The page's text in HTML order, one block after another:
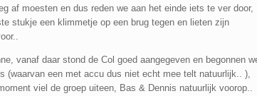
af moesten en dus reden we aan het einde iets te ver door,
stukje een klimmetje op een brug tegen en lieten zijn
vanaf daar stond de Col goed aangegeven en begonnen
(waarvan een met accu dus niet echt mee telt natuurlijk.. ),
viel de groep uiteen, Bas & Dennis natuurlijk voorop..